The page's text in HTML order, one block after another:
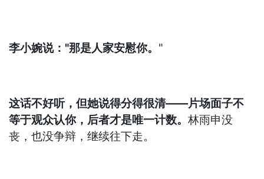
李小婉说："那是人家安慰你。 "
这话不好听，但她说得分得很清——片场面子不
等于观众认你，后者才是唯一计数。林雨申没
丧，也没争辩，继续往下走。